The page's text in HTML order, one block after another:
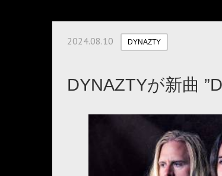
2024.08.10 DYNAZTY
DYNAZTYが新曲